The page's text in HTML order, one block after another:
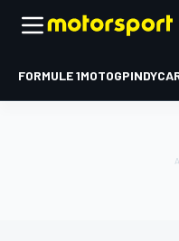
FORMULE 1MOTOGP